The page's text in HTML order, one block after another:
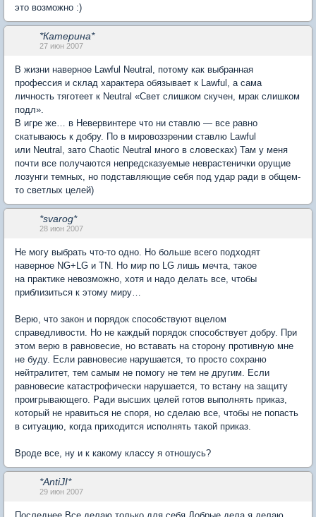
это возможно :)
*Катерина*
27 июн 2007
В жизни наверное Lawful Neutral, потому как выбранная
профессия и склад характера обязывает к Lawful, а сама
личность тяготеет к Neutral «Свет слишком скучен, мрак слишком
подл».
В игре же… в Невервинтере что ни ставлю — все равно
скатываюсь к добру. По в мировоззрении ставлю Lawful
или Neutral, зато Chaotic Neutral много в словесках) Там у меня
почти все получаются непредсказуемые неврастенички орущие
лозунги темных, но подставляющие себя под удар ради в общем-
то светлых целей)
*svarog*
28 июн 2007
Не могу выбрать что-то одно. Но больше всего подходят
наверное NG+LG и TN. Но мир по LG лишь мечта, такое
на практике невозможно, хотя и надо делать все, чтобы
приблизиться к этому миру…
Верю, что закон и порядок способствуют вцелом
справедливости. Но не каждый порядок способствует добру. При
этом верю в равновесие, но вставать на сторону противную мне
не буду. Если равновесие нарушается, то просто сохраню
нейтралитет, тем самым не помогу не тем не другим. Если
равновесие катастрофически нарушается, то встану на защиту
проигрывающего. Ради высших целей готов выполнять приказ,
который не нравиться не споря, но сделаю все, чтобы не попасть
в ситуацию, когда приходится исполнять такой приказ.
Вроде все, ну и к какому классу я отношусь?
*AntiJI*
29 июн 2007